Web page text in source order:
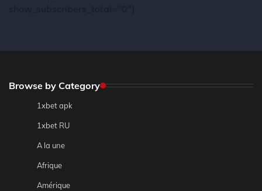
show_subscribers_total="0"]
Browse by Category
1xbet apk
1xbet RU
A la une
Afrique
Amérique